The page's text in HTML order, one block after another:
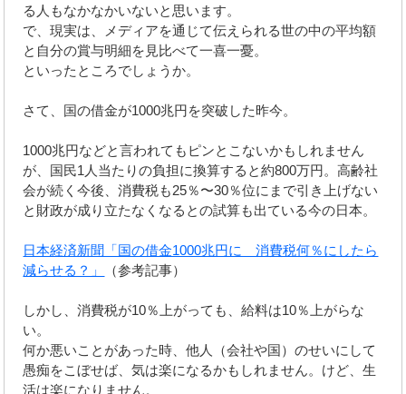
る人もなかなかいないと思います。
で、現実は、メディアを通じて伝えられる世の中の平均額
と自分の賞与明細を見比べて一喜一憂。
といったところでしょうか。
さて、国の借金が1000兆円を突破した昨今。
1000兆円などと言われてもピンとこないかもしれません
が、国民1人当たりの負担に換算すると約800万円。高齢社
会が続く今後、消費税も25％〜30％位にまで引き上げない
と財政が成り立たなくなるとの試算も出ている今の日本。
日本経済新聞「国の借金1000兆円に 消費税何％にしたら
減らせる？」
（参考記事）
しかし、消費税が10％上がっても、給料は10％上がらな
い。
何か悪いことがあった時、他人（会社や国）のせいにして
愚痴をこぼせば、気は楽になるかもしれません。けど、生
活は楽になりません。